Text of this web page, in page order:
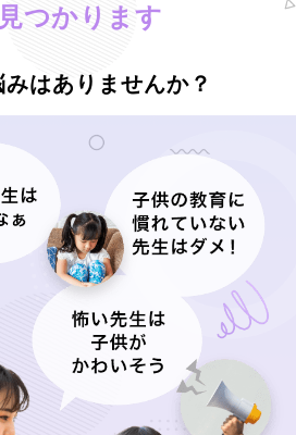
つかります
はありませんか？